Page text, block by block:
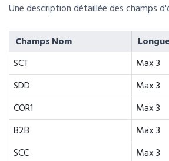
Une description détaillée des champs
Champs Nom
SCT
Max 3
SDD
Max 3
COR1
Max 3
B2B
Max 3
SCC
Max 3